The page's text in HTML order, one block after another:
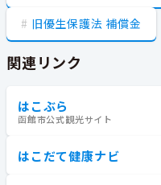
旧優生保護法 補償金
関連リンク
はこぶら
函館市公式観光サイト
はこだて健康ナビ